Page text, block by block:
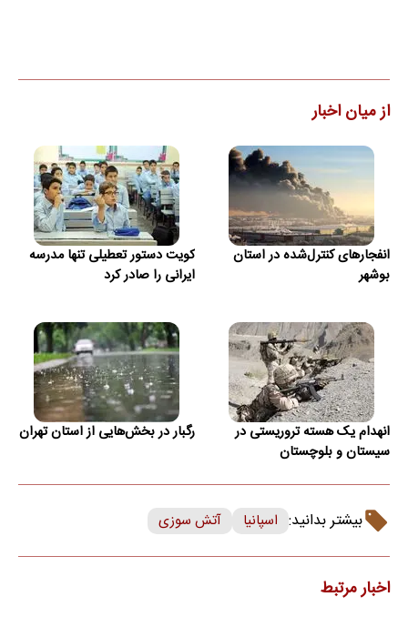
از میان اخبار
انفجارهای کنترل‌شده در استان
بوشهر
کویت دستور تعطیلی تنها مدرسه
ایرانی را صادر کرد
انهدام یک هسته تروریستی در
سیستان و بلوچستان
رگبار در بخش‌هایی از استان تهران
بیشتر بدانید: اسپانیا آتش سوزی
اخبار مرتبط